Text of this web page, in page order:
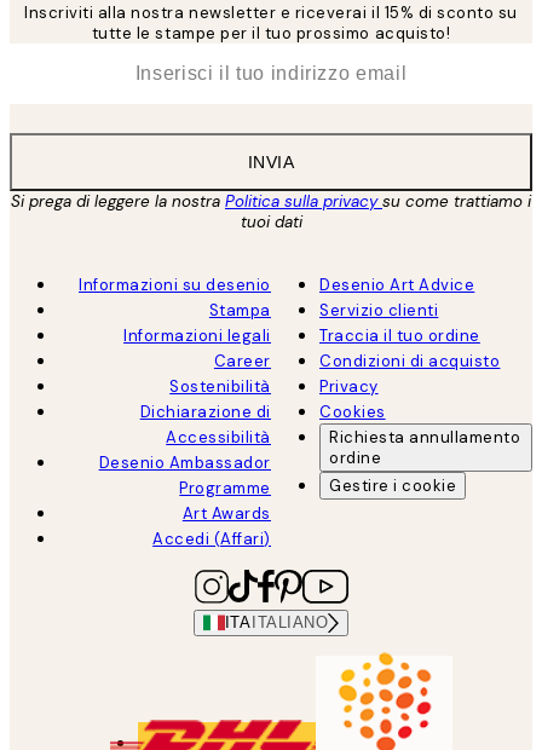
Inscriviti alla nostra newsletter e riceverai il 15% di sconto su
tutte le stampe per il tuo prossimo acquisto!
INVIA
Si prega di leggere la nostra Politica sulla privacysu come trattiamo i
tuoi dati
Informazioni su desenio
Stampa
Informazioni legali
Career
Sostenibilità
Dichiarazione di
Accessibilità
Desenio Ambassador
Programme
Art Awards
Accedi (Affari)
Desenio Art Advice
Servizio clienti
Traccia il tuo ordine
Condizioni di acquisto
Privacy
Cookies
Richiesta annullamento
ordine
Gestire i cookie
ITA ITALIANO